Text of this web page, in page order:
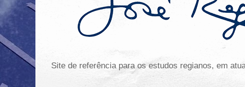
Site de referência para os estudos regianos, em